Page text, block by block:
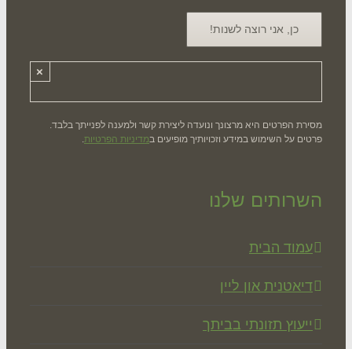
הפרטים היא מרצונך ונועדה ליצירת קשר ולמענה לפנייתך בלבד.
על השימוש במידע וזכויותיך מופיעים ב מדיניות הפרטיות.
שלנו
הבית
און ליין
תזונתי בביתך